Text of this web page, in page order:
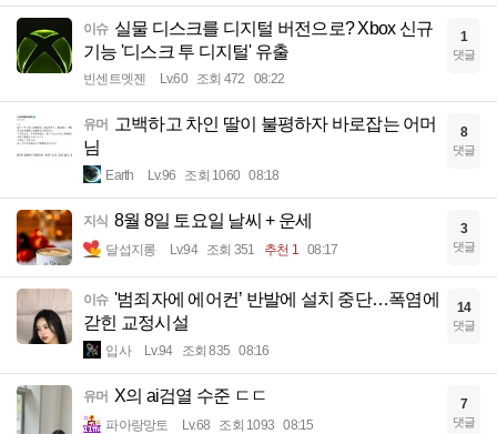
이슈 실물 디스크를 디지털 버전으로? Xbox 신규
기능 '디스크 투 디지털' 유출
빈센트멧젠 Lv.60 조회 472 08:22
1
댓글
유머
고백하고 차인 딸이 불평하자 바로잡는 어머
님
Earth Lv.96 조회 1060 08:18
8
댓글
지식 8월 8일 토요일 날씨 + 운세
달섭지롱 Lv.94 조회 351 추천 1 08:17
3
댓글
이슈 '범죄자에 에어컨’ 반발에 설치 중단…폭염에
갇힌 교정시설
입사 Lv.94 조회 835 08:16
14
댓글
유머 X의 ai검열 수준 ㄷㄷ
파아랑망토 Lv.68 조회 1093 08:15
7
댓글